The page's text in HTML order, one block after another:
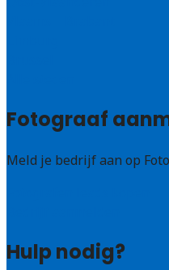
Fotograaf
Meld je bedrijf aan op
Hulp nodig?